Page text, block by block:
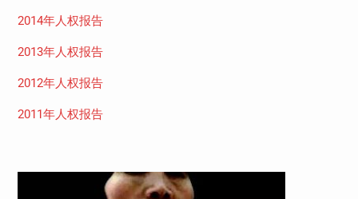
2014年人权报告
2013年人权报告
2012年人权报告
2011年人权报告